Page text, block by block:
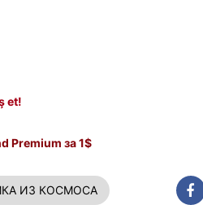
et!
Premium за 1$
ИЗ КОСМОСА